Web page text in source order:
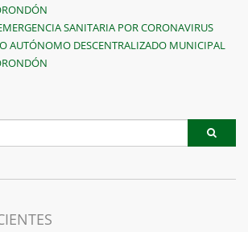
SANITARIA POR CORONAVIRUS
AUTÓNOMO DESCENTRALIZADO MUNICIPAL